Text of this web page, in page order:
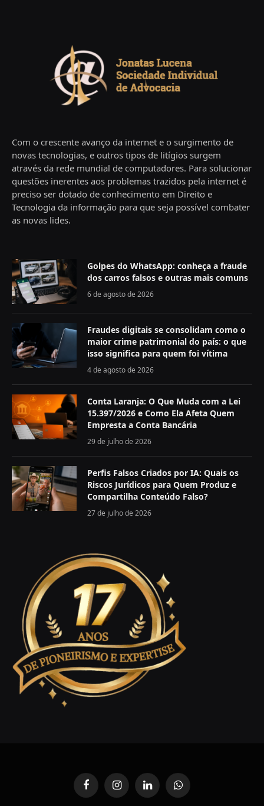
Com o crescente avanço da internet e o surgimento de
novas tecnologias, e outros tipos de litígios surgem
através da rede mundial de computadores. Para solucionar
questões inerentes aos problemas trazidos pela internet é
preciso ser dotado de conhecimento em Direito e
Tecnologia da informação para que seja possível combater
as novas lides.
Golpes do WhatsApp: conheça a fraude
dos carros falsos e outras mais comuns
6 de agosto de 2026
Fraudes digitais se consolidam como o
maior crime patrimonial do país: o que
isso significa para quem foi vítima
4 de agosto de 2026
Conta Laranja: O Que Muda com a Lei
15.397/2026 e Como Ela Afeta Quem
Empresta a Conta Bancária
29 de julho de 2026
Perfis Falsos Criados por IA: Quais os
Riscos Jurídicos para Quem Produz e
Compartilha Conteúdo Falso?
27 de julho de 2026
FacebookInstagramLinkedInWhatsApp